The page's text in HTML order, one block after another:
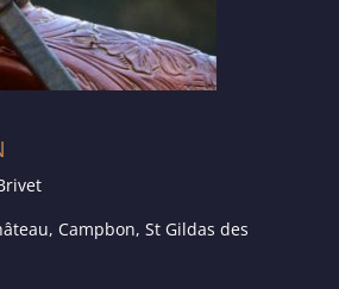
Campbon, St Gildas des